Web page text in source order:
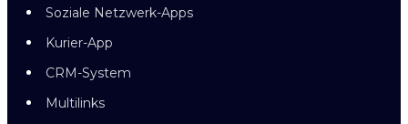
Soziale Netzwerk-Apps
Kurier-App
CRM-System
Multilinks